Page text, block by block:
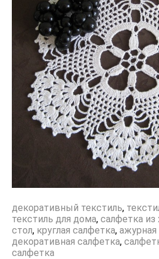
декоративный текстиль,
текстиль для дома, салфетка из
стол, круглая салфетка, ажурная
декоративная салфетка,
салфетка